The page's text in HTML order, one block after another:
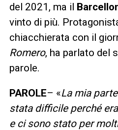
del 2021, ma il
vinto di più.
chiacchierata con il
Romero, ha parlato del
parole.
PAROLE– «La mia
stata difficile perché
e ci sono stato per